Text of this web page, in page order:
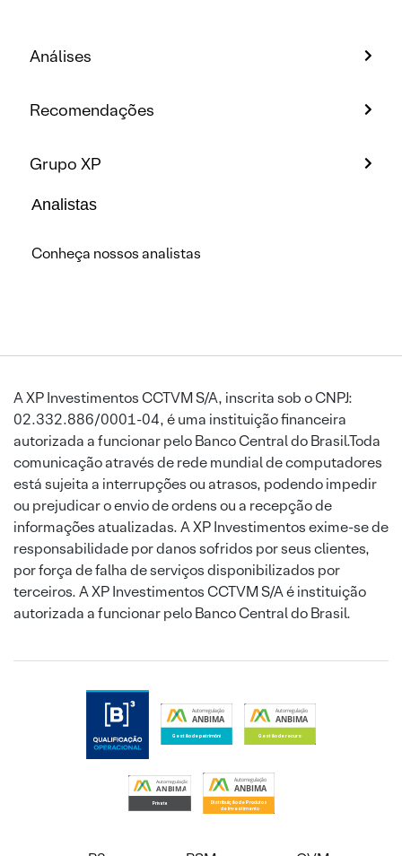
Análises
Recomendações
Grupo XP
Analistas
Conheça nossos analistas
A XP Investimentos CCTVM S/A, inscrita sob o CNPJ:
02.332.886/0001-04, é uma instituição financeira
autorizada a funcionar pelo Banco Central do Brasil.Toda
comunicação através de rede mundial de computadores
está sujeita a interrupções ou atrasos, podendo impedir
ou prejudicar o envio de ordens ou a recepção de
informações atualizadas. A XP Investimentos exime-se de
responsabilidade por danos sofridos por seus clientes,
por força de falha de serviços disponibilizados por
terceiros. A XP Investimentos CCTVM S/A é instituição
autorizada a funcionar pelo Banco Central do Brasil.